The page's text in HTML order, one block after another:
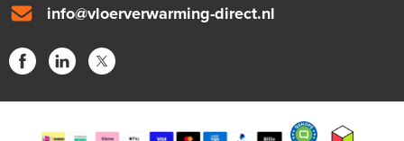
info@vloerverwarming-direct.nl